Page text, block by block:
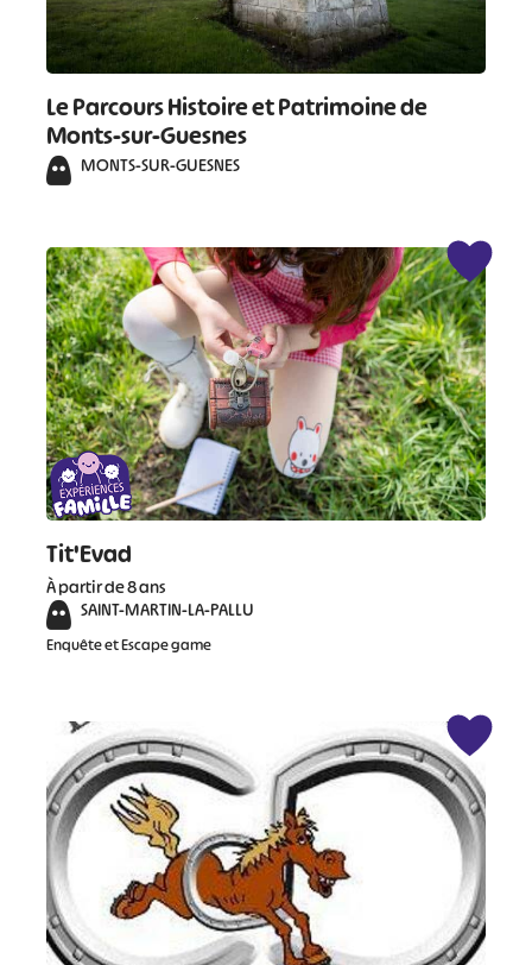
Le Parcours Histoire et Patrimoine de
Monts-sur-Guesnes
MONTS-SUR-GUESNES
Tit'Evad
À partir de 8 ans
SAINT-MARTIN-LA-PALLU
Enquête et Escape game
# # #
#
#
#
#